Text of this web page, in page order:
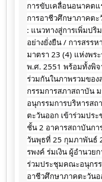
การขับเคลื่อนอนาคต
การอาชีวศึกษาภาคตะ
: แนวทางสู่การเพิ่มป
อย่างยั่งยืน / การสรร
มาตรา 23 (4) แห่งพ
พ.ศ. 2551 พร้อมทั้งพิ
ร่วมกันในภาพรวมขอ
กรรมการสภาสถาบัน
อนุกรรมการบริหารส
ตะวันออก เข้าร่วมปร
ชั้น 2 อาคารสถาบันก
วันพุธที่ 25 กุมภาพันธ์
รพงค์ ร่มเงิน ผู้อำนวย
ร่วมประชุมคณะอนุกร
อาชีวศึกษาภาคตะวัน